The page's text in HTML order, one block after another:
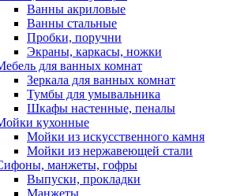
Ванны акриловые
Ванны стальные
Пробки, поручни
Экраны, каркасы, ножки
для ванных комнат
Зеркала для ванных комнат
Тумбы для умывальника
Шкафы настенные, пеналы
кухонные
Мойки из искусственного камня
Мойки из нержавеющей стали
манжеты, гофры
Выпуски, прокладки
Манжеты